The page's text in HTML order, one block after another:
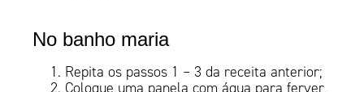
No banho maria
Repita os passos 1 – 3 da receita anterior;
Coloque uma panela com água para ferver,